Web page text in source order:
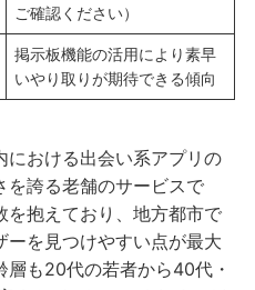
ご確認ください）
掲示板機能の活用により素早
いやり取りが期待できる傾向
における出会い系アプリの
を誇る老舗のサービスで
を抱えており、地方都市で
ーを見つけやすい点が最大
も20代の若者から40代・